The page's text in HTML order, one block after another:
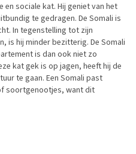
en sociale kat. Hij geniet van het
te gedragen. De Somali is
In tegenstelling tot zijn
is hij minder bezitterig. De Somali
is dan ook niet zo
kat gek is op jagen, heeft hij de
te gaan. Een Somali past
soortgenootjes, want dit